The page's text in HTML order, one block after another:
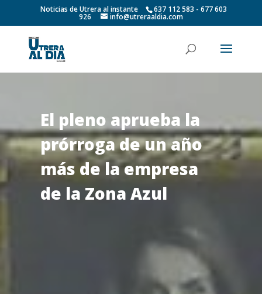
Noticias de Utrera al instante 637 112 583 - 677 603
926 info@utreraaldia.com
El pleno aprueba la
prórroga de un año
más de la empresa
de la Zona Azul